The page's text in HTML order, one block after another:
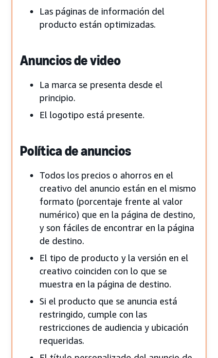
Las páginas de información del
producto están optimizadas.
Anuncios de video
La marca se presenta desde el
principio.
El logotipo está presente.
Política de anuncios
Todos los precios o ahorros en el
creativo del anuncio están en el mismo
formato (porcentaje frente al valor
numérico) que en la página de destino,
y son fáciles de encontrar en la página
de destino.
El tipo de producto y la versión en el
creativo coinciden con lo que se
muestra en la página de destino.
Si el producto que se anuncia está
restringido, cumple con las
restricciones de audiencia y ubicación
requeridas.